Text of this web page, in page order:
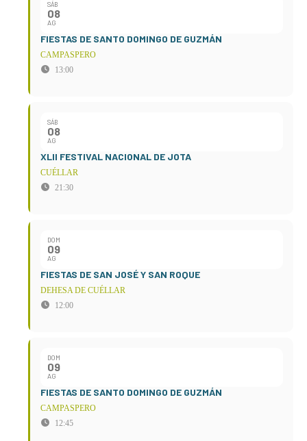
SÁB
08
AG
FIESTAS DE SANTO DOMINGO DE GUZMÁN
CAMPASPERO
13:00
SÁB
08
AG
XLII FESTIVAL NACIONAL DE JOTA
CUÉLLAR
21:30
DOM
09
AG
FIESTAS DE SAN JOSÉ Y SAN ROQUE
DEHESA DE CUÉLLAR
12:00
DOM
09
AG
FIESTAS DE SANTO DOMINGO DE GUZMÁN
CAMPASPERO
12:45